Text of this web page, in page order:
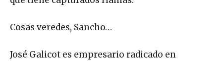
Cosas veredes, Sancho…
José Galicot es empresario radicado en